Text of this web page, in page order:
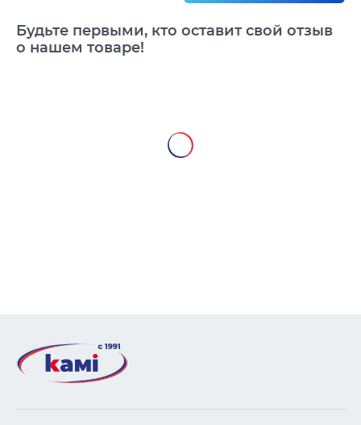
Будьте первыми, кто оставит свой отзыв
о нашем товаре!